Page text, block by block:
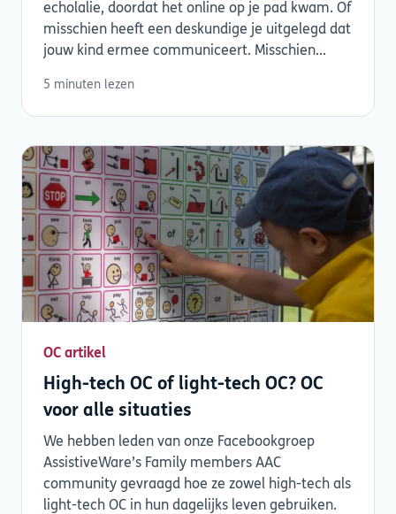
echolalie, doordat het online op je pad kwam. Of
misschien heeft een deskundige je uitgelegd dat
jouw kind ermee communiceert. Misschien...
5 minuten lezen
OC artikel
High-tech OC of light-tech OC? OC
voor alle situaties
We hebben leden van onze Facebookgroep
AssistiveWare’s Family members AAC
community gevraagd hoe ze zowel high-tech als
light-tech OC in hun dagelijks leven gebruiken.